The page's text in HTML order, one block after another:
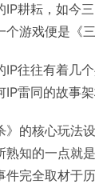
IP耕耘，如今
个游戏便是《
IP往往有着几
IP雷同的故事
》的核心玩法
熟知的一点就
件完全取材于